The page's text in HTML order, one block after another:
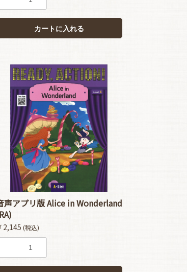
カートに入れる
声アプリ版 Alice in Wonderland
2,145 (税込)